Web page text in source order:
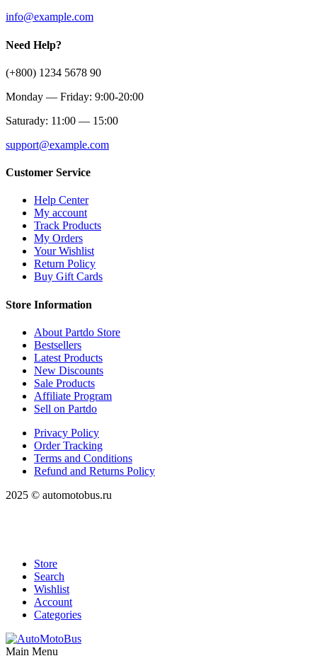
info@example.com
Need Help?
(+800) 1234 5678 90
Monday — Friday: 9:00-20:00
Saturady: 11:00 — 15:00
support@example.com
Customer Service
Help Center
My account
Track Products
My Orders
Your Wishlist
Return Policy
Buy Gift Cards
Store Information
About Partdo Store
Bestsellers
Latest Products
New Discounts
Sale Products
Affiliate Program
Sell on Partdo
Privacy Policy
Order Tracking
Terms and Conditions
Refund and Returns Policy
2025 © automotobus.ru
Store
Search
Wishlist
Account
Categories
Main Menu